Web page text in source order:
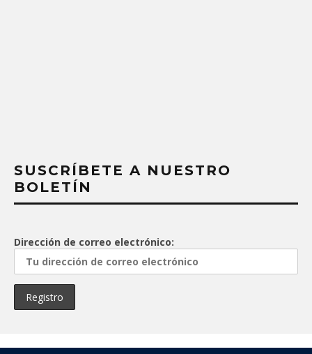
SUSCRÍBETE A NUESTRO
BOLETÍN
Dirección de correo electrónico: